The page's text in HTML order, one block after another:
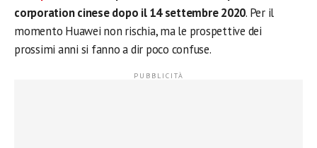
corporation cinese dopo il 14 settembre 2020. Per il
momento Huawei non rischia, ma le prospettive dei
prossimi anni si fanno a dir poco confuse.